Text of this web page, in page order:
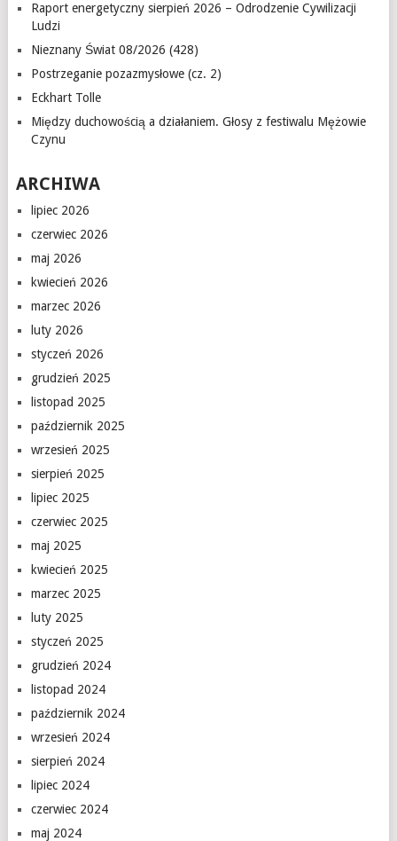
Raport energetyczny sierpień 2026 – Odrodzenie Cywilizacji
Ludzi
Nieznany Świat 08/2026 (428)
Postrzeganie pozazmysłowe (cz. 2)
Eckhart Tolle
Między duchowością a działaniem. Głosy z festiwalu Mężowie
Czynu
ARCHIWA
lipiec 2026
czerwiec 2026
maj 2026
kwiecień 2026
marzec 2026
luty 2026
styczeń 2026
grudzień 2025
listopad 2025
październik 2025
wrzesień 2025
sierpień 2025
lipiec 2025
czerwiec 2025
maj 2025
kwiecień 2025
marzec 2025
luty 2025
styczeń 2025
grudzień 2024
listopad 2024
październik 2024
wrzesień 2024
sierpień 2024
lipiec 2024
czerwiec 2024
maj 2024